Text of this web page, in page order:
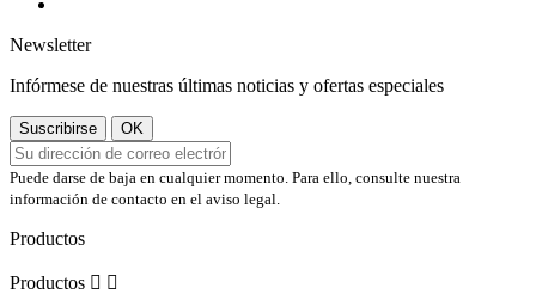
Newsletter
Infórmese de nuestras últimas noticias y ofertas especiales
Puede darse de baja en cualquier momento. Para ello, consulte nuestra
información de contacto en el aviso legal.
Productos
Productos  